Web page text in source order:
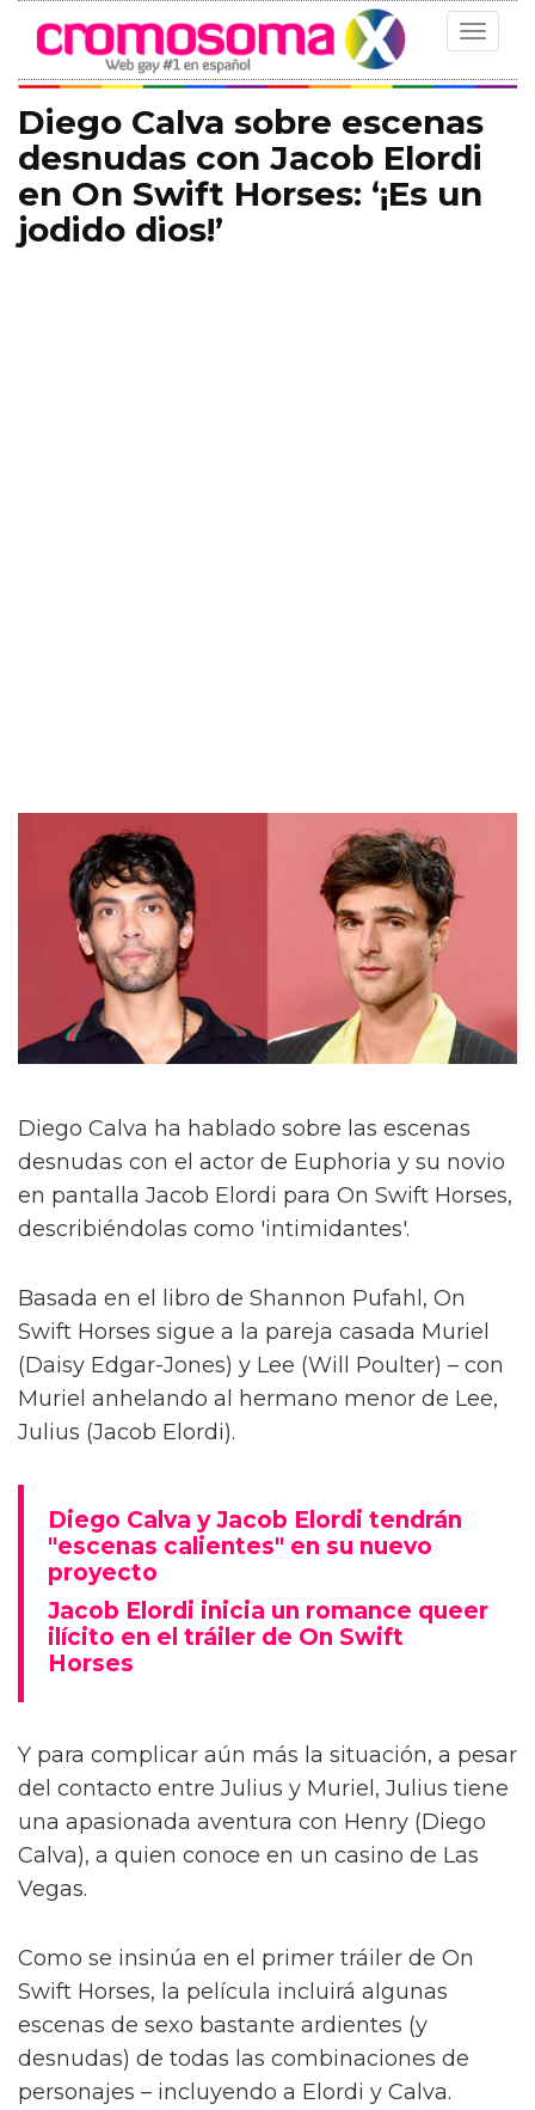
Toggle
Diego Calva sobre escenas
desnudas con Jacob Elordi
en On Swift Horses: ‘¡Es un
jodido dios!’
Diego Calva ha hablado sobre las escenas
desnudas con el actor de Euphoria y su novio
en pantalla Jacob Elordi para On Swift Horses,
describiéndolas como 'intimidantes'.
Basada en el libro de Shannon Pufahl, On
Swift Horses sigue a la pareja casada Muriel
(Daisy Edgar-Jones) y Lee (Will Poulter) – con
Muriel anhelando al hermano menor de Lee,
Julius (Jacob Elordi).
Diego Calva y Jacob Elordi tendrán
"escenas calientes" en su nuevo
proyecto
Jacob Elordi inicia un romance queer
ilícito en el tráiler de On Swift
Horses
Y para complicar aún más la situación, a pesar
del contacto entre Julius y Muriel, Julius tiene
una apasionada aventura con Henry (Diego
Calva), a quien conoce en un casino de Las
Vegas.
Como se insinúa en el primer tráiler de On
Swift Horses, la película incluirá algunas
escenas de sexo bastante ardientes (y
desnudas) de todas las combinaciones de
personajes – incluyendo a Elordi y Calva.